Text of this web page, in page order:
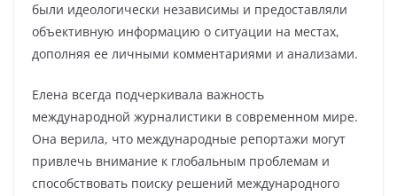
были идеологически независимы и предоставляли
объективную информацию о ситуации на местах,
дополняя ее личными комментариями и анализами.
Елена всегда подчеркивала важность
международной журналистики в современном мире.
Она верила, что международные репортажи могут
привлечь внимание к глобальным проблемам и
способствовать поиску решений международного